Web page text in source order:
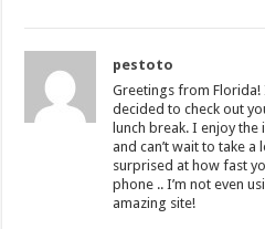
pestoto
Greetings from
decided to check out
lunch break. I enjoy
and can’t wait to take a
surprised at how fast
phone .. I’m not even
amazing site!